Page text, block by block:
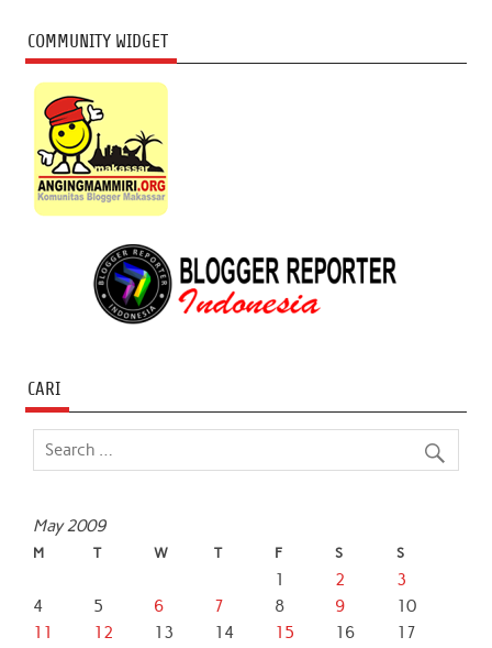
COMMUNITY WIDGET
CARI
May 2009
M T W T F S S
1 2
3
4
5 6 7 8 9
10
11
12 13 14 15 16
17